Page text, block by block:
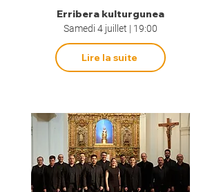
Erribera kulturgunea
Samedi 4 juillet | 19:00
Lire la suite